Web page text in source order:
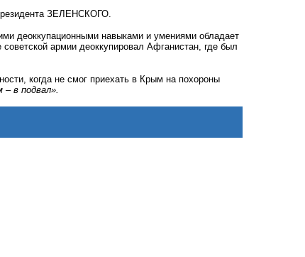
ЗЕЛЕНСКОГО.
деоккупационными навыками и умениями обладает
армии деоккупировал Афганистан, где был
когда не смог приехать в Крым на похороны
в подвал».